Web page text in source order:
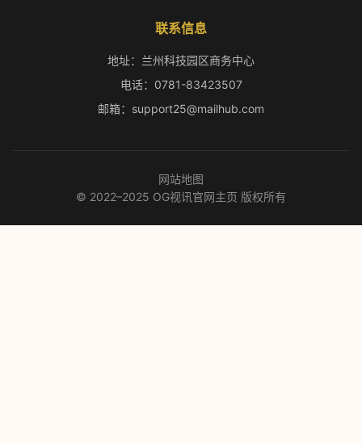
联系信息
地址：兰州科技园区商务中心
电话：0781-83423507
邮箱：support25@mailhub.com
网站地图
© 2022–2025 OG视讯官网主页 版权所有